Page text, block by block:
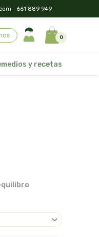
661 889 949
0
y recetas